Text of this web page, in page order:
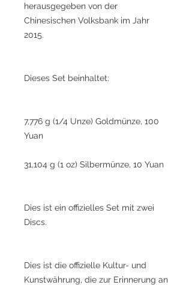
herausgegeben von der
Chinesischen Volksbank im Jahr
2015.
Dieses Set beinhaltet:
7,776 g (1/4 Unze) Goldmünze, 100
Yuan
31,104 g (1 oz) Silbermünze, 10 Yuan
Dies ist ein offizielles Set mit zwei
Discs.
Dies ist die offizielle Kultur- und
Kunstwährung, die zur Erinnerung an